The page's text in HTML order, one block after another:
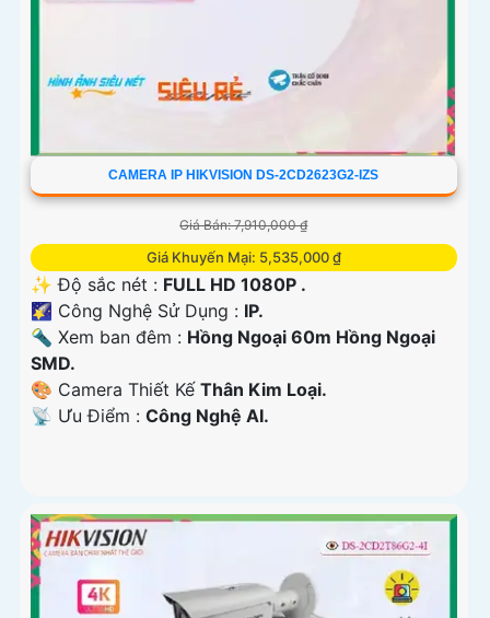
CAMERA IP HIKVISION DS-2CD2623G2-IZS
Giá Bán: 7,910,000 ₫
Giá Khuyến Mại: 5,535,000 ₫
✨ Độ sắc nét : FULL HD 1080P .
🌠 Công Nghệ Sử Dụng : IP.
🔦 Xem ban đêm : Hồng Ngoại 60m Hồng Ngoại
SMD.
🎨 Camera Thiết Kế Thân Kim Loại.
️📡 Ưu Điểm : Công Nghệ AI.